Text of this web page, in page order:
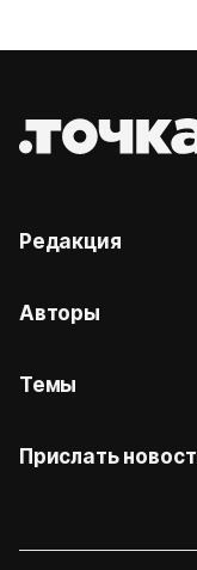
Редакция
Авторы
Темы
Прислать